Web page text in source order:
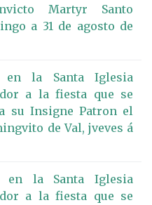
Martyr Santo
a 31 de agosto de
en la Santa Iglesia
a la fiesta que se
su Insigne Patron el
de Val, jveves á
en la Santa Iglesia
a la fiesta que se